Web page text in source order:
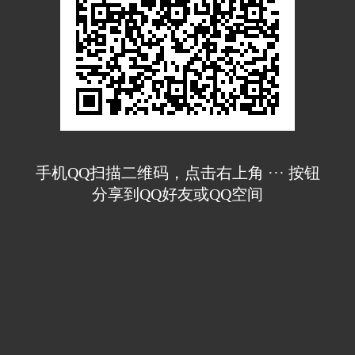
手机QQ扫描二维码，点击右上角 ··· 按钮
分享到QQ好友或QQ空间